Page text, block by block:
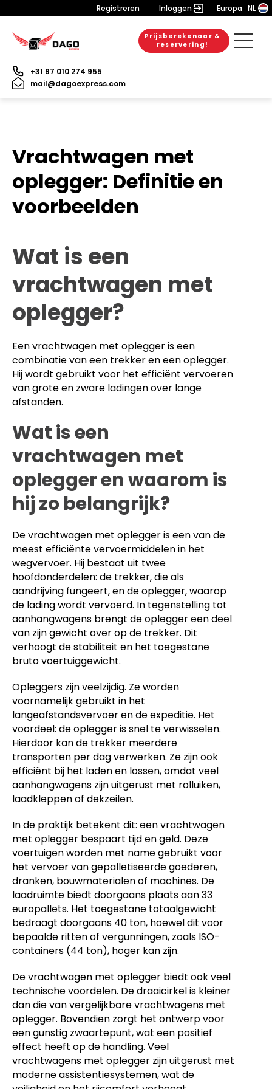
Registreren Inloggen Europa NL
Prijsberekenaar &
reservering!
+31 97 010 274 955
mail@dagoexpress.com
Vrachtwagen met
oplegger: Definitie en
voorbeelden
Wat is een
vrachtwagen met
oplegger?
Een vrachtwagen met oplegger is een
combinatie van een trekker en een oplegger.
Hij wordt gebruikt voor het efficiënt vervoeren
van grote en zware ladingen over lange
afstanden.
Wat is een
vrachtwagen met
oplegger en waarom is
hij zo belangrijk?
De vrachtwagen met oplegger is een van de
meest efficiënte vervoermiddelen in het
wegvervoer. Hij bestaat uit twee
hoofdonderdelen: de trekker, die als
aandrijving fungeert, en de oplegger, waarop
de lading wordt vervoerd. In tegenstelling tot
aanhangwagens brengt de oplegger een deel
van zijn gewicht over op de trekker. Dit
verhoogt de stabiliteit en het toegestane
bruto voertuiggewicht.
Opleggers zijn veelzijdig. Ze worden
voornamelijk gebruikt in het
langeafstandsvervoer en de expeditie. Het
voordeel: de oplegger is snel te verwisselen.
Hierdoor kan de trekker meerdere
transporten per dag verwerken. Ze zijn ook
efficiënt bij het laden en lossen, omdat veel
aanhangwagens zijn uitgerust met rolluiken,
laadkleppen of dekzeilen.
In de praktijk betekent dit: een vrachtwagen
met oplegger bespaart tijd en geld. Deze
voertuigen worden met name gebruikt voor
het vervoer van gepalletiseerde goederen,
dranken, bouwmaterialen of machines. De
laadruimte biedt doorgaans plaats aan 33
europallets. Het toegestane totaalgewicht
bedraagt ​​doorgaans 40 ton, hoewel dit voor
bepaalde ritten of vergunningen, zoals ISO-
containers (44 ton), hoger kan zijn.
De vrachtwagen met oplegger biedt ook veel
technische voordelen. De draaicirkel is kleiner
dan die van vergelijkbare vrachtwagens met
oplegger. Bovendien zorgt het ontwerp voor
een gunstig zwaartepunt, wat een positief
effect heeft op de handling. Veel
vrachtwagens met oplegger zijn uitgerust met
moderne assistentiesystemen, wat de